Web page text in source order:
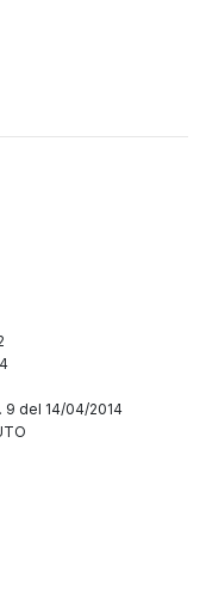
9 del 14/04/2014